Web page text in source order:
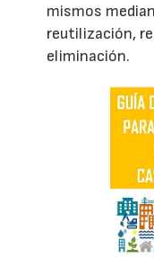
mismos
reutilización,
eliminación.